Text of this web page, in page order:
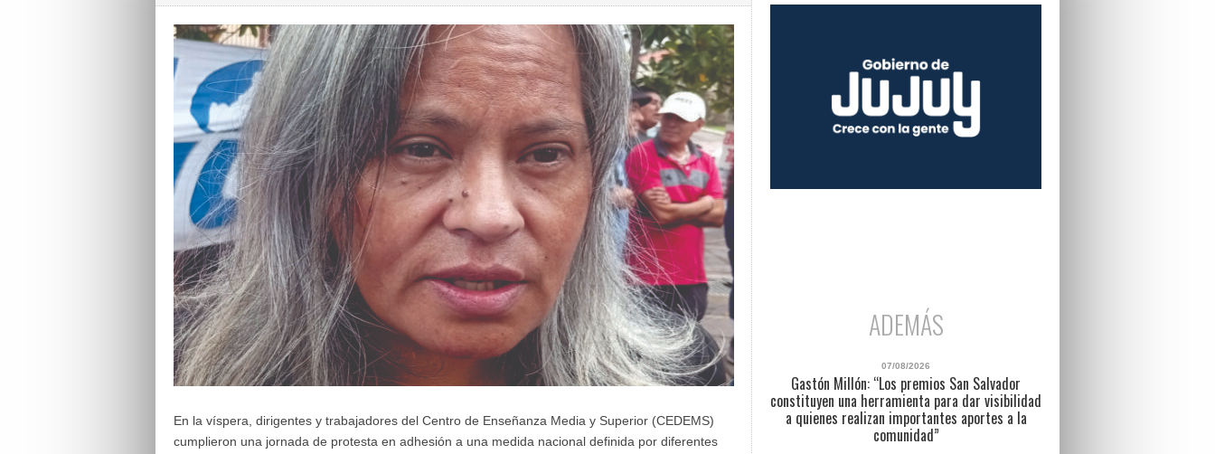
En la víspera, dirigentes y trabajadores del Centro de Enseñanza Media y Superior (CEDEMS)
cumplieron una jornada de protesta en adhesión a una medida nacional definida por diferentes
ADEMÁS
07/08/2026
Gastón Millón: “Los premios San Salvador
constituyen una herramienta para dar visibilidad
a quienes realizan importantes aportes a la
comunidad”